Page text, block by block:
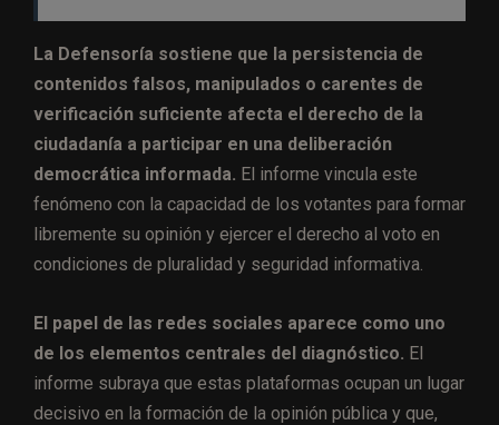
La Defensoría sostiene que la persistencia de
contenidos falsos, manipulados o carentes de
verificación suficiente afecta el derecho de la
ciudadanía a participar en una deliberación
democrática informada. El informe vincula este
fenómeno con la capacidad de los votantes para formar
libremente su opinión y ejercer el derecho al voto en
condiciones de pluralidad y seguridad informativa.
El papel de las redes sociales aparece como uno
de los elementos centrales del diagnóstico. El
informe subraya que estas plataformas ocupan un lugar
decisivo en la formación de la opinión pública y que,